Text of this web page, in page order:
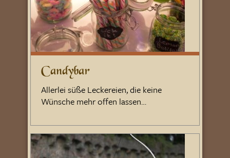
Candybar
Allerlei süße Leckereien, die keine
Wünsche mehr offen lassen…